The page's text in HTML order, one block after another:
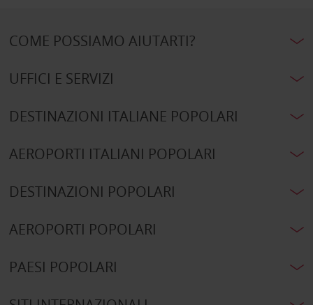
COME POSSIAMO AIUTARTI?
UFFICI E SERVIZI
DESTINAZIONI ITALIANE POPOLARI
AEROPORTI ITALIANI POPOLARI
DESTINAZIONI POPOLARI
AEROPORTI POPOLARI
PAESI POPOLARI